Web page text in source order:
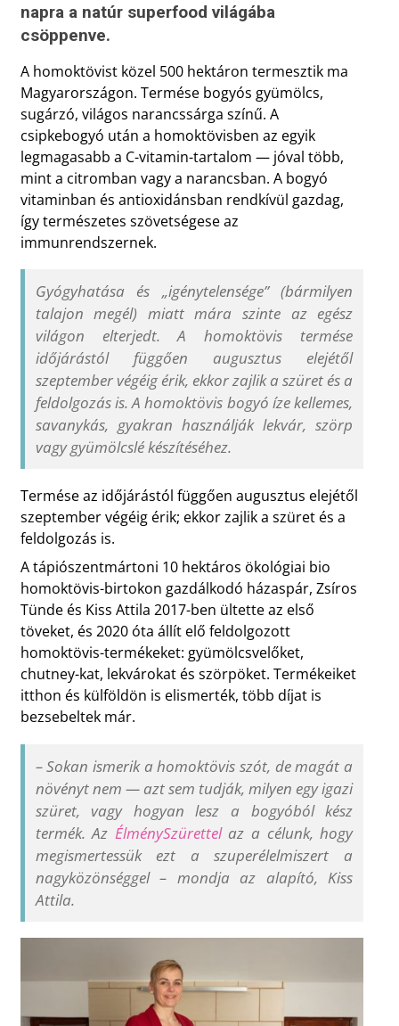
napra a natúr superfood világába
csöppenve.
A homoktövist közel 500 hektáron termesztik ma
Magyarországon. Termése bogyós gyümölcs,
sugárzó, világos narancssárga színű. A
csipkebogyó után a homoktövisben az egyik
legmagasabb a C-vitamin-tartalom — jóval több,
mint a citromban vagy a narancsban. A bogyó
vitaminban és antioxidánsban rendkívül gazdag,
így természetes szövetségese az
immunrendszernek.
Gyógyhatása és „igénytelensége” (bármilyen
talajon megél) miatt mára szinte az egész
világon elterjedt. A homoktövis termése
időjárástól függően augusztus elejétől
szeptember végéig érik, ekkor zajlik a szüret és a
feldolgozás is. A homoktövis bogyó íze kellemes,
savanykás, gyakran használják lekvár, szörp
vagy gyümölcslé készítéséhez.
Termése az időjárástól függően augusztus elejétől
szeptember végéig érik; ekkor zajlik a szüret és a
feldolgozás is.
A tápiószentmártoni 10 hektáros ökológiai bio
homoktövis-birtokon gazdálkodó házaspár, Zsíros
Tünde és Kiss Attila 2017-ben ültette az első
töveket, és 2020 óta állít elő feldolgozott
homoktövis-termékeket: gyümölcsvelőket,
chutney-kat, lekvárokat és szörpöket. Termékeiket
itthon és külföldön is elismerték, több díjat is
bezsebeltek már.
–Sokan ismerik a homoktövis szót, de magát a
növényt nem — azt sem tudják, milyen egy igazi
szüret, vagy hogyan lesz a bogyóból kész
termék. Az ÉlménySzürettelaz a célunk, hogy
megismertessük ezt a szuperélelmiszert a
nagyközönséggel– mondja az alapító, Kiss
Attila.